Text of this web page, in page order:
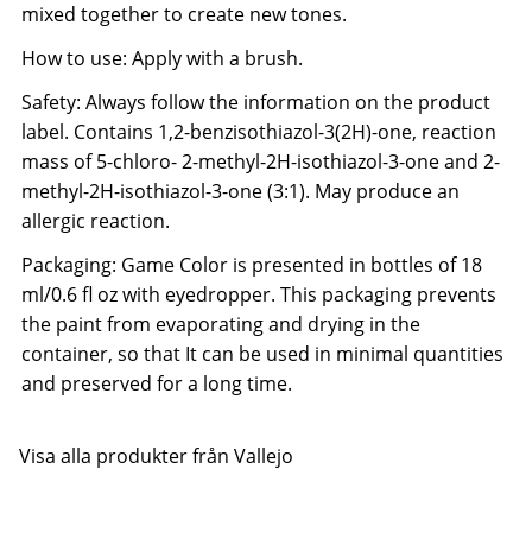
mixed together to create new tones.
How to use: Apply with a brush.
Safety: Always follow the information on the product
label. Contains 1,2-benzisothiazol-3(2H)-one, reaction
mass of 5-chloro- 2-methyl-2H-isothiazol-3-one and 2-
methyl-2H-isothiazol-3-one (3:1). May produce an
allergic reaction.
Packaging: Game Color is presented in bottles of 18
ml/0.6 fl oz with eyedropper. This packaging prevents
the paint from evaporating and drying in the
container, so that It can be used in minimal quantities
and preserved for a long time.
Visa alla produkter från Vallejo